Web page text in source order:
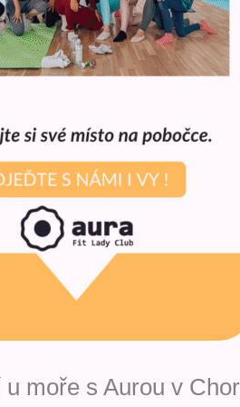
moře s Aurou v